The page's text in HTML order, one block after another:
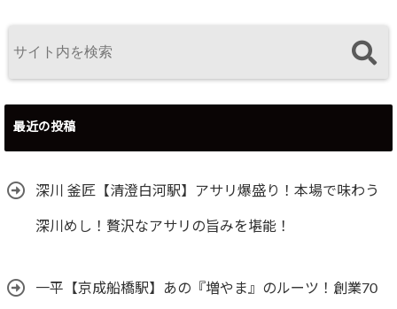
最近の投稿
深川 釜匠【清澄白河駅】アサリ爆盛り！本場で味わう
深川めし！贅沢なアサリの旨みを堪能！
一平【京成船橋駅】あの『増やま』のルーツ！創業70